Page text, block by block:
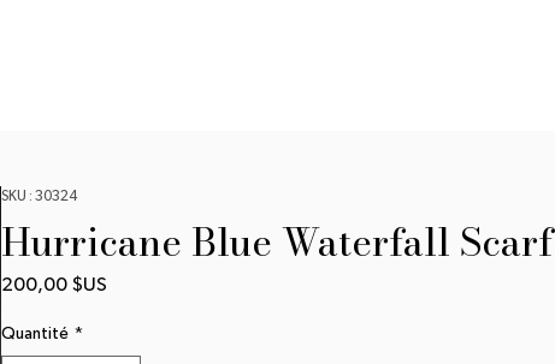
SKU : 30324
Hurricane Blue Waterfall Scarf
200,00 $US
Quantité *